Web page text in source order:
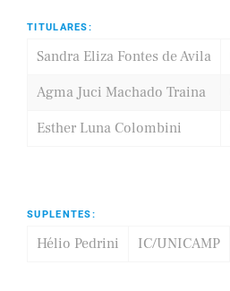
TITULARES:
Sandra Eliza Fontes de Avila
Agma Juci Machado Traina
Esther Luna Colombini
SUPLENTES:
Hélio Pedrini IC/UNICAMP